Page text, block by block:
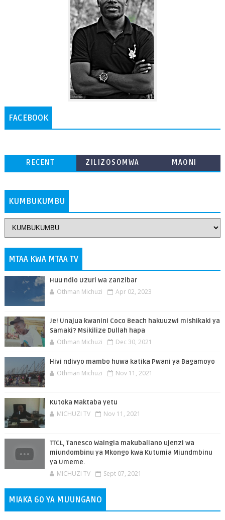
FACEBOOK
RECENT
ZILIZOSOMWA
MAONI
KUMBUKUMBU
MTAA KWA MTAA TV
Huu ndio Uzuri wa Zanzibar
Othman Michuzi Apr 02, 2023
Je! Unajua kwanini Coco Beach hakuuzwi mishikaki ya
Samaki? Msikilize Dullah hapa
Othman Michuzi Dec 30, 2021
Hivi ndivyo mambo huwa katika Pwani ya Bagamoyo
Othman Michuzi Nov 11, 2021
Kutoka Maktaba yetu
MICHUZI TV Nov 11, 2021
TTCL, Tanesco Waingia makubaliano ujenzi wa
miundombinu ya Mkongo kwa Kutumia Miundmbinu
ya Umeme.
MICHUZI TV Sept 07, 2021
MIAKA 60 YA MUUNGANO